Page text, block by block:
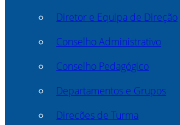
Diretor e Equipa de Direção
Conselho Administrativo
Conselho Pedagógico
Departamentos e Grupos
Direcões de Turma